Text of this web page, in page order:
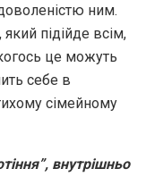
ним.
підійде всім,
це можуть
себе в
сімейному
внутрішньо